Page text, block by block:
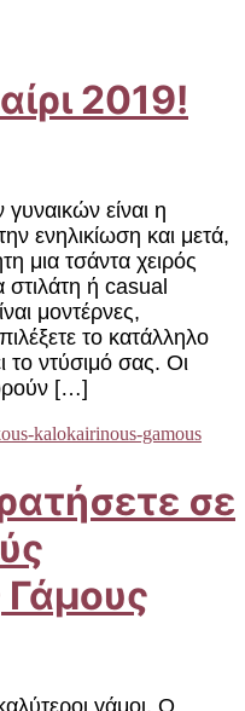
2019!
είναι η
ενηλικίωση και μετά,
μια τσάντα χειρός
ή casual
μοντέρνες,
το κατάλληλο
το ντύσιμό σας. Οι
[…]
σε
Γάμους